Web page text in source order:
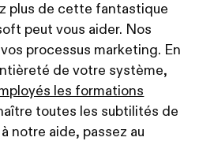
plus de cette fantastique
peut vous aider. Nos
processus marketing. En
de votre système,
les formations
toutes les subtilités de
notre aide, passez au